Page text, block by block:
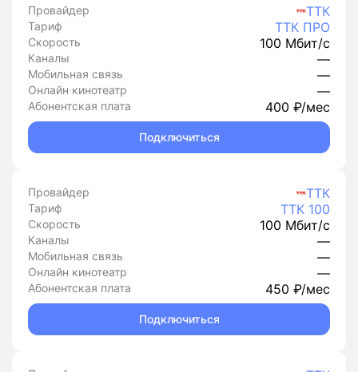
Провайдер ТТК
Тариф ТТК ПРО
Скорость 100 Мбит/с
Каналы —
Мобильная связь —
Онлайн кинотеатр —
Абонентская плата 400 ₽/мес
Подключиться
Провайдер ТТК
Тариф ТТК 100
Скорость 100 Мбит/с
Каналы —
Мобильная связь —
Онлайн кинотеатр —
Абонентская плата 450 ₽/мес
Подключиться